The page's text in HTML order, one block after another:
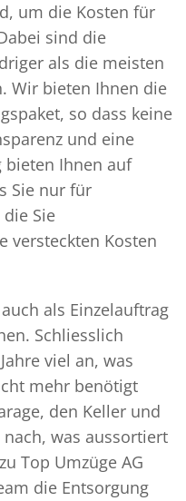
um die Kosten für
sind die
als die meisten
Wir bieten Ihnen die
so dass keine
und eine
bieten Ihnen auf
Sie nur für
Sie
versteckten Kosten
als Einzelauftrag
Schliesslich
viel an, was
mehr benötigt
den Keller und
was aussortiert
Top Umzüge AG
die Entsorgung